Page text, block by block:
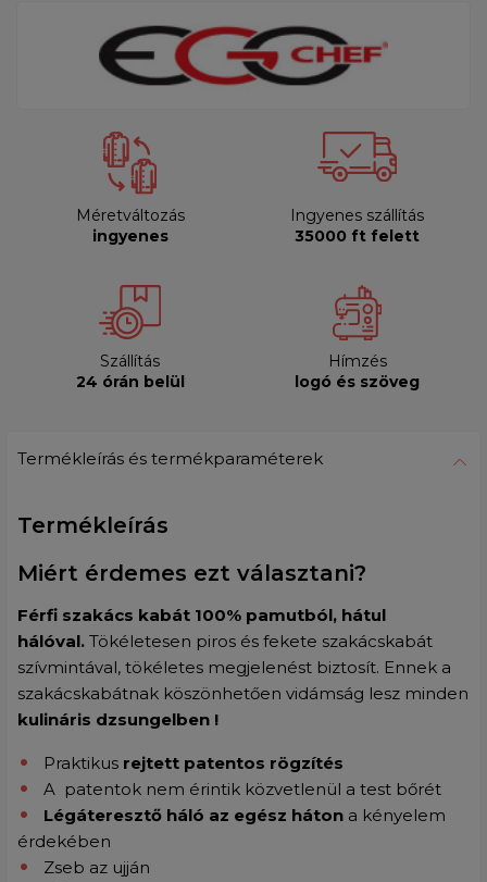
Méretváltozás
ingyenes
Ingyenes szállítás
35000 ft felett
Szállítás
24 órán belül
Hímzés
logó és szöveg
Termékleírás és termékparaméterek
Termékleírás
Miért érdemes ezt választani?
Férfi szakács kabát 100% pamutból, hátul
hálóval. Tökéletesen piros és fekete szakácskabát
szívmintával, tökéletes megjelenést biztosít. Ennek a
szakácskabátnak köszönhetően vidámság lesz minden
kulináris dzsungelben !
Praktikus rejtett patentos rögzítés
A patentok nem érintik közvetlenül a test bőrét
Légáteresztő háló az egész háton a kényelem
érdekében
Zseb az ujján